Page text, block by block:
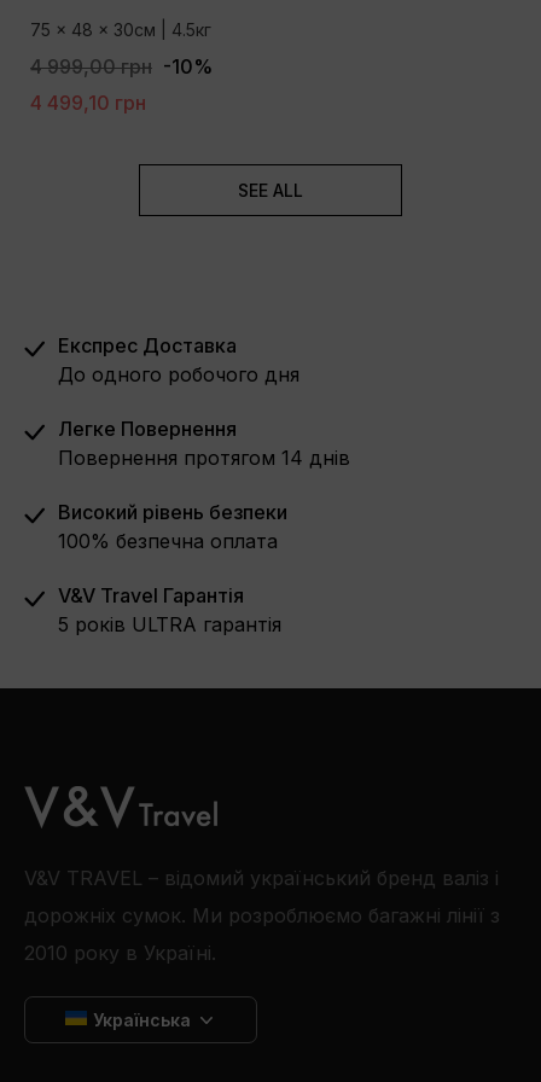
75 x 48 x 30см | 4.5кг
4 999,00 грн -10%
4 499,10 грн
SEE ALL
Експрес Доставка
До одного робочого дня
Легке Повернення
Повернення протягом 14 днів
Високий рівень безпеки
100% безпечна оплата
V&V Travel Гарантія
5 років ULTRA гарантія
V&V TRAVEL – відомий український бренд валіз і
дорожніх сумок. Ми розроблюємо багажні лінії з
2010 року в Україні.
Українська